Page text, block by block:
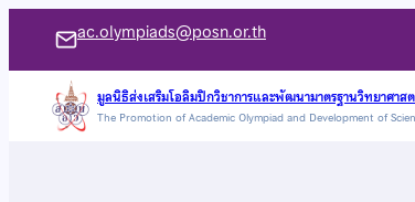
เนื้อหา
ac.olympiads@posn.or.th
มูลนิธิส่งเสริมโอลิมปิกวิชาการและพัฒนามาตรฐานวิทยาศาส
The Promotion of Academic Olympiad and Development of